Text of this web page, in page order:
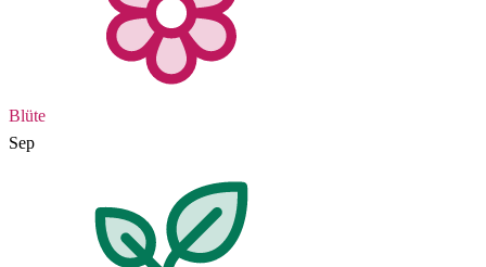
Blüte
Sep